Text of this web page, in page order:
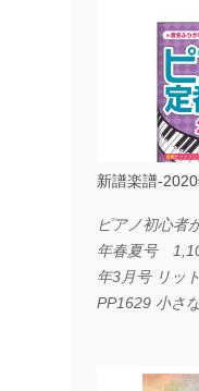
新譜楽譜-
ピアノ初心者
年春夏号
年3月号 リッ
PP1629 小さ
LOVE...